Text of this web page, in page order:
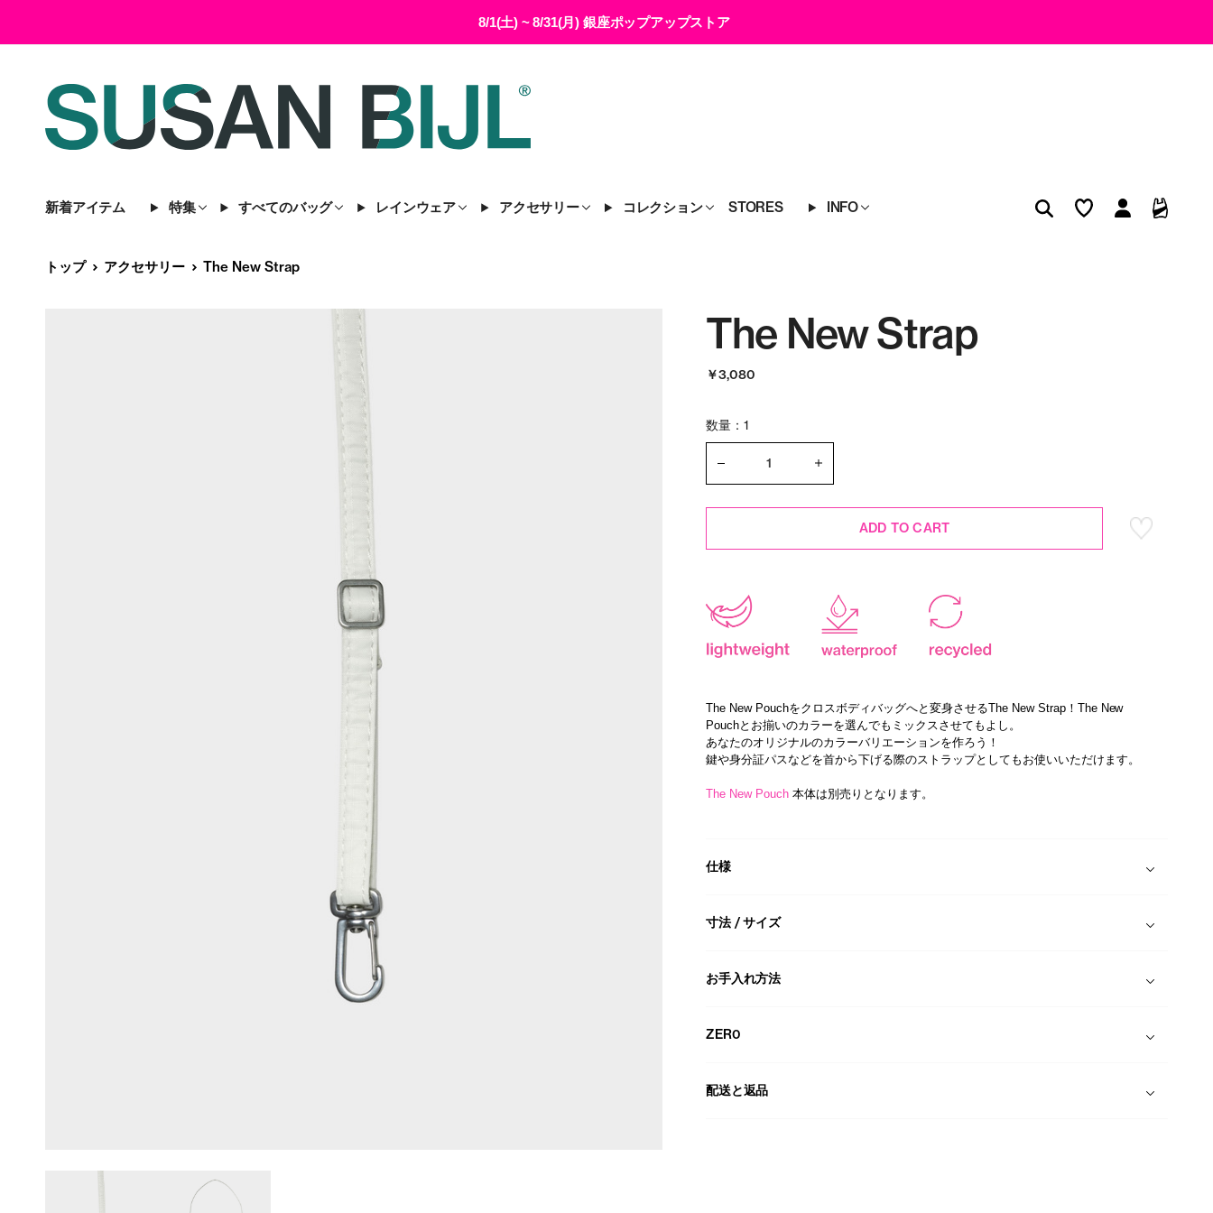
8/1(土) ~ 8/31(月) 銀座ポップアップストア
新着アイテム 特集 すべてのバッグ レインウェア アクセサリー コレクション STORES INFO
トップ アクセサリー The New Strap
The New Strap
￥3,080
数量：1
ADD TO CART
The New Pouchをクロスボディバッグへと変身させるThe New Strap！The New
Pouchとお揃いのカラーを選んでもミックスさせてもよし。
あなたのオリジナルのカラーバリエーションを作ろう！
鍵や身分証パスなどを首から下げる際のストラップとしてもお使いいただけます。
The New Pouch 本体は別売りとなります。
仕様
寸法 / サイズ
お手入れ方法
ZER0
配送と返品